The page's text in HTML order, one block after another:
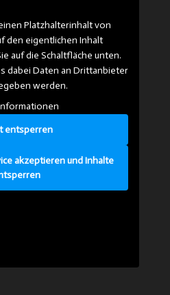
Platzhalterinhalt von
den eigentlichen Inhalt
auf die Schaltfläche unten.
dabei Daten an Drittanbieter
werden.
entsperren
akzeptieren und Inhalte